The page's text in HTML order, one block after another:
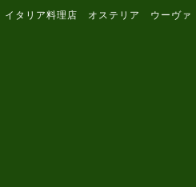
イタリア料理店 オステリア ウーヴァ